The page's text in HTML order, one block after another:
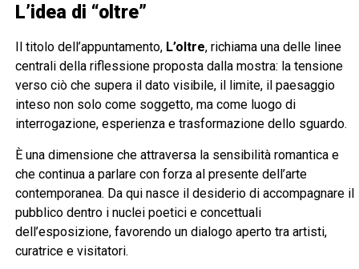
L’idea di “oltre”
Il titolo dell’appuntamento, L’oltre, richiama una delle linee
centrali della riflessione proposta dalla mostra: la tensione
verso ciò che supera il dato visibile, il limite, il paesaggio
inteso non solo come soggetto, ma come luogo di
interrogazione, esperienza e trasformazione dello sguardo.
È una dimensione che attraversa la sensibilità romantica e
che continua a parlare con forza al presente dell’arte
contemporanea. Da qui nasce il desiderio di accompagnare il
pubblico dentro i nuclei poetici e concettuali
dell’esposizione, favorendo un dialogo aperto tra artisti,
curatrice e visitatori.